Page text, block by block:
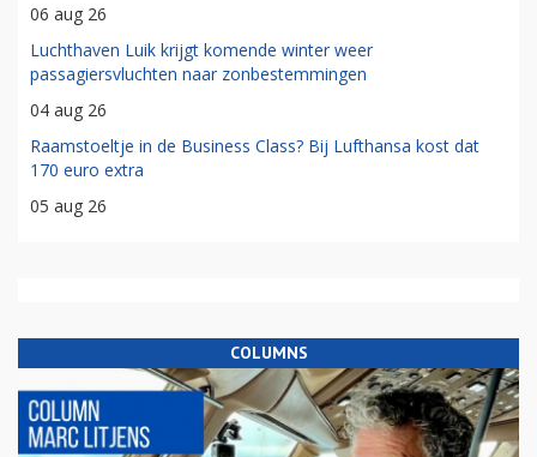
06 aug 26
Luchthaven Luik krijgt komende winter weer
passagiersvluchten naar zonbestemmingen
04 aug 26
Raamstoeltje in de Business Class? Bij Lufthansa kost dat
170 euro extra
05 aug 26
COLUMNS